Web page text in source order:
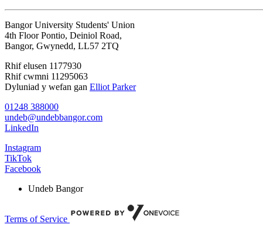
Bangor University Students' Union
4th Floor Pontio, Deiniol Road,
Bangor, Gwynedd, LL57 2TQ
Rhif elusen 1177930
Rhif cwmni 11295063
Dyluniad y wefan gan Elliot Parker
01248 388000
undeb@undebbangor.com
LinkedIn
Instagram
TikTok
Facebook
Undeb Bangor
Terms of Service